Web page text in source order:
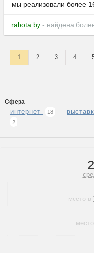
мы реализовали более
rabota.by - найдена
1 2 3 4
Сфера
интернет 18
2
место в